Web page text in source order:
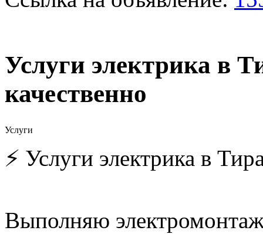
Услуги электрика в
качественно
Услуги
⚡ Услуги электрика в
Выполняю